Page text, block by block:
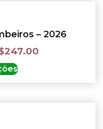
– 2026
247.00